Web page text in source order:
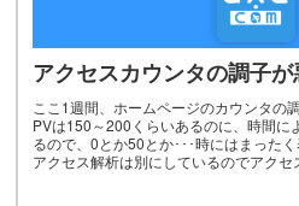
アクセスカウンタの調子
ここ1週間、ホームページのカウンタの
PVは150～200くらいあるのに、時間に
るので、0とか50とか･･･時にはまった
アクセス解析は別にしているのでアクセ